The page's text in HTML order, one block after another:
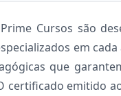
Cursos são
em
que
certificado emitido